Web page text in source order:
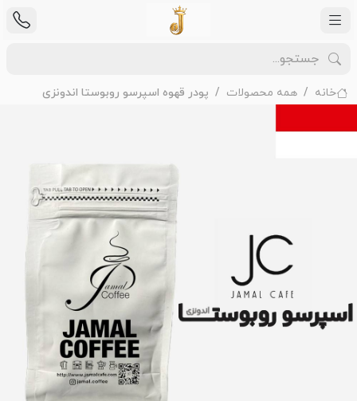
خانه همه محصولات پودر قهوه اسپرسو روبوستا اندونزی